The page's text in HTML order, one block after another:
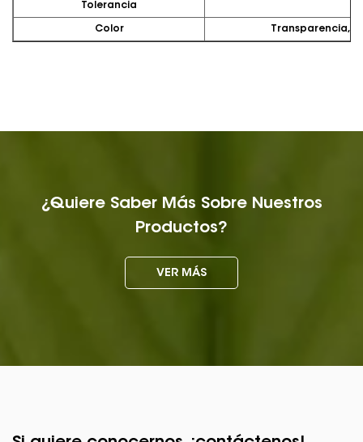
Tolerancia
Color Transparencia,
¿Quiere Saber Más Sobre Nuestros
Productos?
VER MÁS